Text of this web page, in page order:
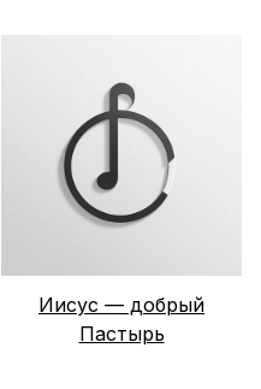
Иисус — добрый
Пастырь